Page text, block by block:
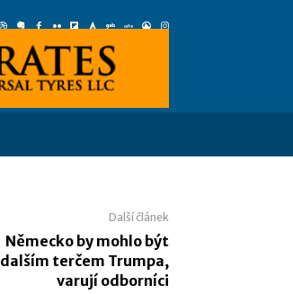
Další článek
Německo by mohlo být
dalším terčem Trumpa,
varují odborníci